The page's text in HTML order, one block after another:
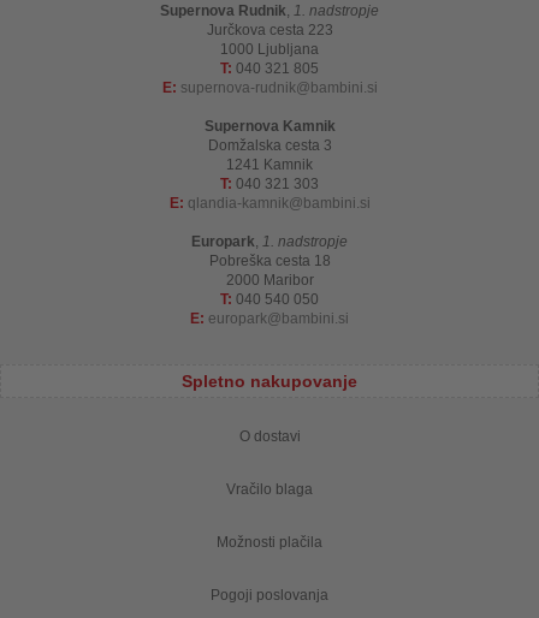
Supernova Rudnik, 1. nadstropje
Jurčkova cesta 223
1000 Ljubljana
T: 040 321 805
E: supernova-rudnik bambini.si
Supernova Kamnik
Domžalska cesta 3
1241 Kamnik
T: 040 321 303
E: qlandia-kamnik bambini.si
Europark, 1. nadstropje
Pobreška cesta 18
2000 Maribor
T: 040 540 050
E: europark bambini.si
Spletno nakupovanje
O dostavi
Vračilo blaga
Možnosti plačila
Pogoji poslovanja